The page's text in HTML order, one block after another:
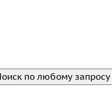
по любому запросу